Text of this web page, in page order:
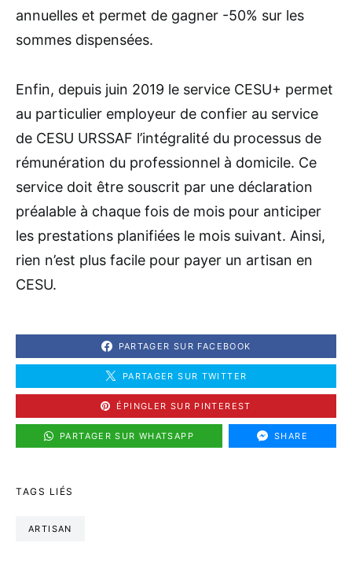
annuelles et permet de gagner -50% sur les
sommes dispensées.
Enfin, depuis juin 2019 le service CESU+ permet
au particulier employeur de confier au service
de CESU URSSAF l’intégralité du processus de
rémunération du professionnel à domicile. Ce
service doit être souscrit par une déclaration
préalable à chaque fois de mois pour anticiper
les prestations planifiées le mois suivant. Ainsi,
rien n’est plus facile pour payer un artisan en
CESU.
PARTAGER SUR FACEBOOK
PARTAGER SUR TWITTER
ÉPINGLER SUR PINTEREST
PARTAGER SUR WHATSAPP SHARE
TAGS LIÉS
ARTISAN